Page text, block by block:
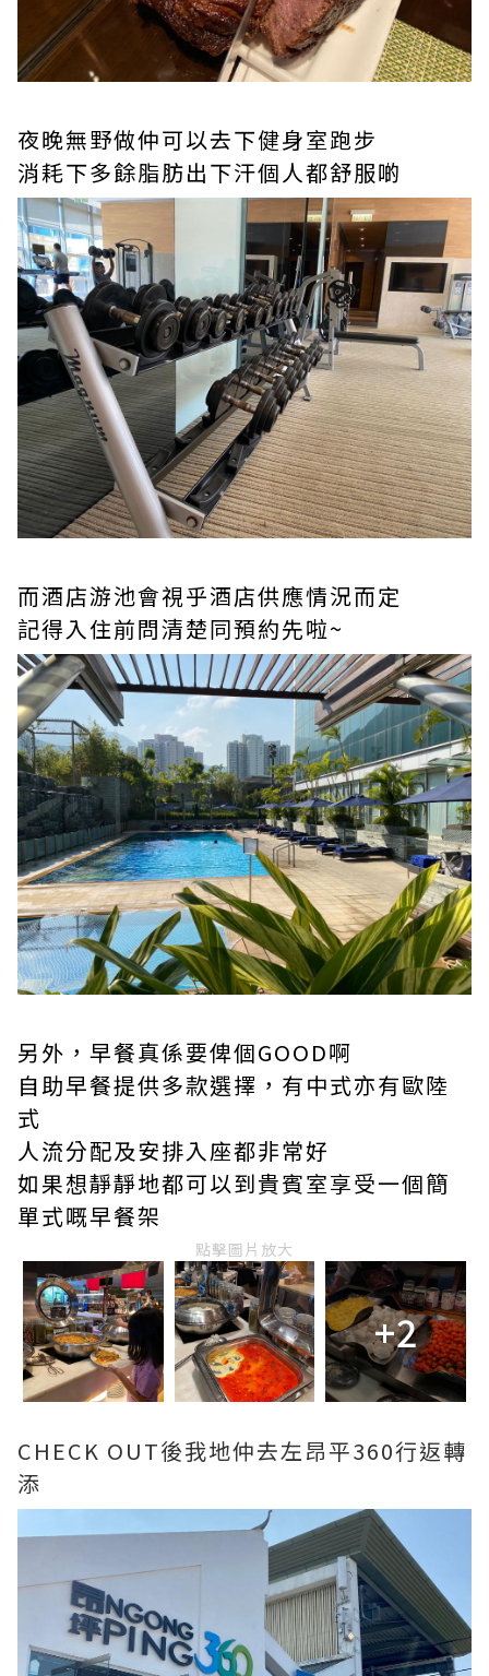
夜晚無野做仲可以去下健身室跑步
消耗下多餘脂肪出下汗個人都舒服啲
而酒店游池會視乎酒店供應情況而定
記得入住前問清楚同預約先啦~
另外，早餐真係要俾個GOOD啊
自助早餐提供多款選擇，有中式亦有歐陸
式
人流分配及安排入座都非常好
如果想靜靜地都可以到貴賓室享受一個簡
單式嘅早餐架
點擊圖片放大
+2
CHECK OUT後我地仲去左昂平360行返轉
添